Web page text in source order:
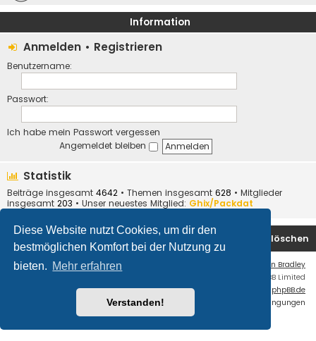
Diese Website nutzt Cookies, um dir den
bestmöglichen Komfort bei der Nutzung zu
bieten. Mehr erfahren
Verstanden!
Information
Anmelden • Registrieren
Benutzername:
Passwort:
Ich habe mein Passwort vergessen
Angemeldet bleiben
Statistik
Beiträge insgesamt 4642 • Themen insgesamt 628 • Mitglieder
insgesamt 203 • Unser neuestes Mitglied: Ghix/Packdat
Alle Cookies löschen
Kontakt
Ian Bradley
® Forum Software © phpBB Limited
Deutsche Übersetzung durch phpBB.de
Nutzungsbedingungen